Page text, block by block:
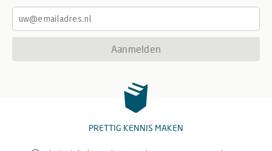
Aanmelden
PRETTIG KENNIS MAKEN